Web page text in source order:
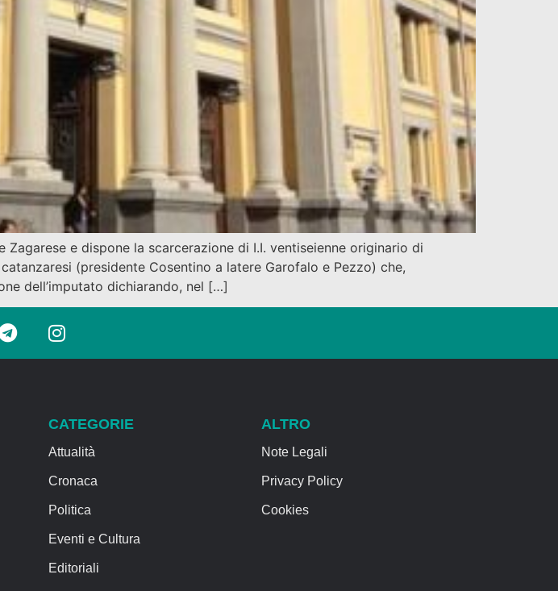
e dispone la scarcerazione di I.I. ventiseienne originario di
(presidente Cosentino a latere Garofalo e Pezzo) che,
dell’imputato dichiarando, nel […]
CATEGORIE
Attualità
Cronaca
Politica
Eventi e Cultura
Editoriali
ALTRO
Note Legali
Privacy Policy
Cookies